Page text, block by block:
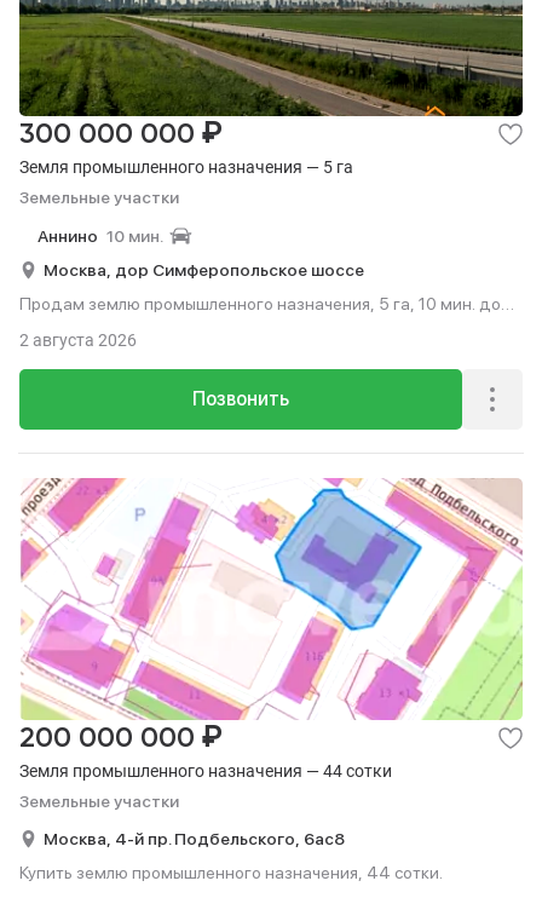
Земля промышленного назначения — 5 га
Земельные участки
300 000 000 ₽
Аннино 10 мин.
Москва, дор Симферопольское шоссе
Продам землю промышленного назначения, 5 га, 10 мин. до
Позвонить
2 августа 2026
Земля промышленного назначения — 44 сотки
Земельные участки
200 000 000 ₽
Москва, 4-й пр. Подбельского, 6ас8
Купить землю промышленного назначения, 44 сотки.